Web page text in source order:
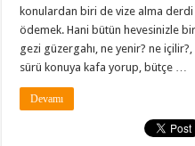
konulardan biri de vize alma
ödemek. Hani bütün hevesinizle
gezi güzergahı, ne yenir? ne
sürü konuya kafa yorup, bütçe …
Devamı